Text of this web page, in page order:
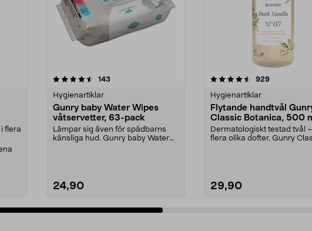
flera
143
Hygienartiklar
Gunry baby Water Wipes
våtservetter, 63-pack
Lämpar sig även för spädbarns
känsliga hud. Gunry baby Water
24,90
4.5 av 5 stjärnor 929recensioner
Hygienartiklar
Flytande handtvål
Classic Botanica, 500
Dermatologiskt testad tvål
flera olika dofter. Gunry
29,90
4.5 av 5 stjärnor